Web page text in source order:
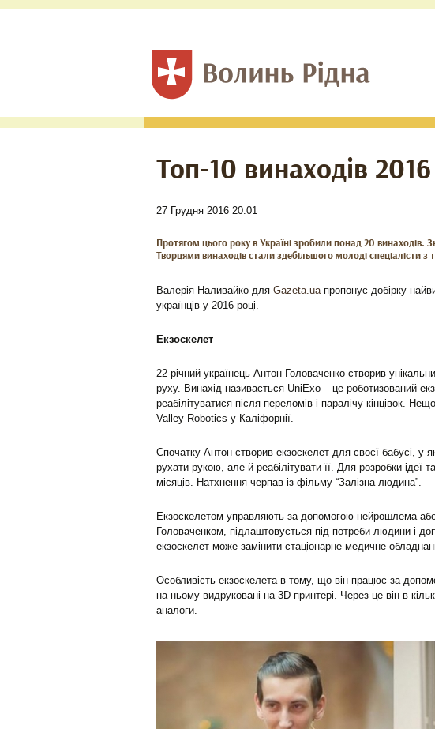
Топ-10 винаходів
27 Грудня 2016 20:01
Протягом цього року в Україні зробили понад 20 винаходів.
Творцями винаходів стали здебільшого молоді спеціалісти з
Валерія Наливайко для Gazeta.uaпропонує добірку
українців у 2016 році.
Екзоскелет
22-річний українець Антон Головаченко створив
руху. Винахід називається UniExo – це роботизований
реабілітуватися після переломів і паралічу кінцівок.
Valley Robotics у Каліфорнії.
Спочатку Антон створив екзоскелет для своєї бабусі, у
рухати рукою, але й реабілітувати її. Для розробки ідеї
місяців. Натхнення черпав із фільму “Залізна людина”.
Екзоскелетом управляють за допомогою нейрошлема
Головаченком, підлаштовується під потреби людини і
екзоскелет може замінити стаціонарне медичне
Особливість екзоскелета в тому, що він працює за
на ньому видруковані на 3D принтері. Через це він в
аналоги.